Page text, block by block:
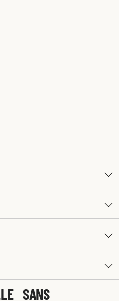
SANS